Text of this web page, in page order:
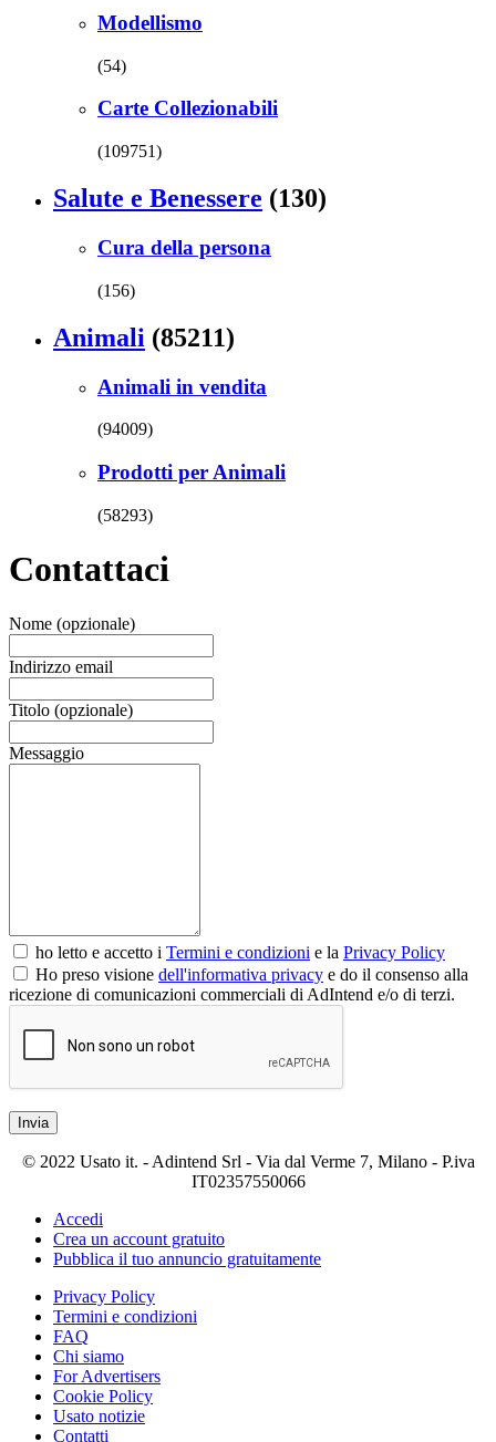
Modellismo
(54)
Carte Collezionabili
(109751)
Salute e Benessere (130)
Cura della persona
(156)
Animali (85211)
Animali in vendita
(94009)
Prodotti per Animali
(58293)
Contattaci
Nome (opzionale)
Indirizzo email
Titolo (opzionale)
Messaggio
ho letto e accetto i Termini e condizioni e la Privacy Policy
Ho preso visione dell'informativa privacy e do il consenso alla
ricezione di comunicazioni commerciali di AdIntend e/o di terzi.
Invia
© 2022 Usato it. - Adintend Srl - Via dal Verme 7, Milano - P.iva
IT02357550066
Accedi
Crea un account gratuito
Pubblica il tuo annuncio gratuitamente
Privacy Policy
Termini e condizioni
FAQ
Chi siamo
For Advertisers
Cookie Policy
Usato notizie
Contatti